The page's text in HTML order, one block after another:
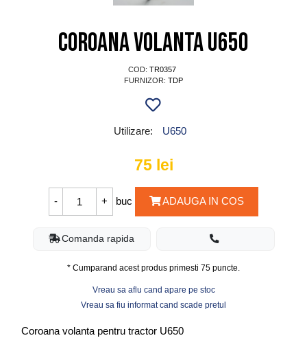
Coroana volanta U650
COD: TR0357
FURNIZOR: TDP
Utilizare: U650
75 lei
buc ADAUGA IN COS
Comanda rapida
* Cumparand acest produs primesti 75 puncte.
Vreau sa aflu cand apare pe stoc
Vreau sa fiu informat cand scade pretul
Coroana volanta pentru tractor U650